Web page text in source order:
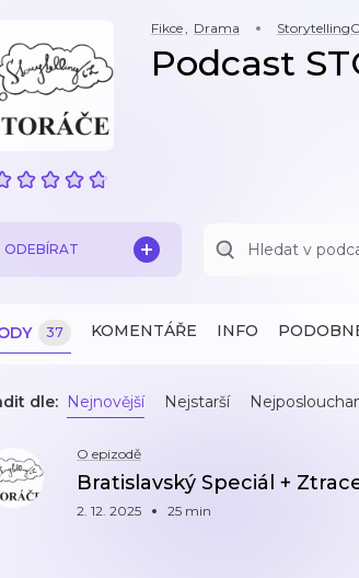
Fikce, Drama
Podcast
ODEBÍRAT
37 KOMENTÁŘE INFO
dle: Nejnovější Nejstarší
O epizodě
Bratislavský Speciál +
2. 12. 2025 25 min